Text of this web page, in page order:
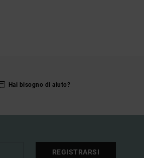
Hai bisogno di aiuto?
REGISTRARSI